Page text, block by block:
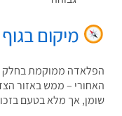
מיקום בגוף
ממוקמת בחלק התחתון
אך מלא בטעם בזכות